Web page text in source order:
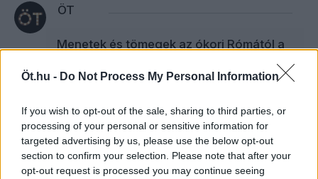
Öt.hu - Do Not Process My Personal Information
If you wish to opt-out of the sale, sharing to third parties, or
processing of your personal or sensitive information for
targeted advertising by us, please use the below opt-out
section to confirm your selection. Please note that after your
opt-out request is processed you may continue seeing
ÖT
Menetek és tömegek az ókori Rómától a
Péter és Balogh Gábor a két nagy október
23-i menet ürügyén az utcára vonuló
tömegek szerepét járták körül a Via Sacrától
az Andrássy útig.